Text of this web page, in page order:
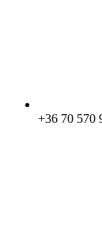
+36 70 570